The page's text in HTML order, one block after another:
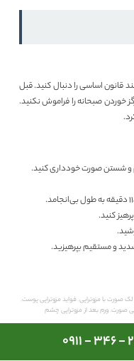
قانون اساسی را دنبال کنید. قبل
خوردن صبحانه را فراموش نکنید.
و شستن صورت خودداری کنید.
لک صورت با مزوتراپی فواید مزوتراپی پوست
صورت ورم بعد از مزوتراپی چشم